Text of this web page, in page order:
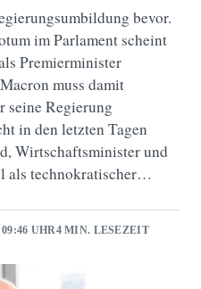
bevor.
im Parlament scheint
Premierminister
muss damit
seine Regierung
in den letzten Tagen
Wirtschaftsminister und
als technokratischer…
UHR4 MIN. LESEZEIT